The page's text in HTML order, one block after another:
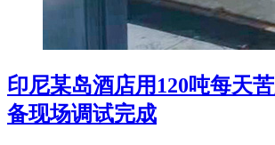
印尼某岛酒店用120吨每天
备现场调试完成